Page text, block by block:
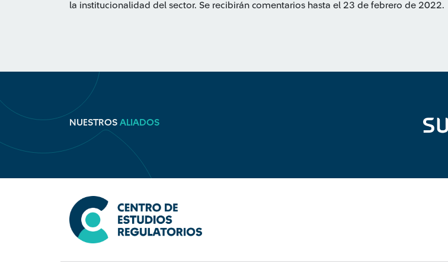
la institucionalidad del sector. Se recibirán comentarios hasta el 23 de febrero de 2022.
NUESTROS ALIADOS